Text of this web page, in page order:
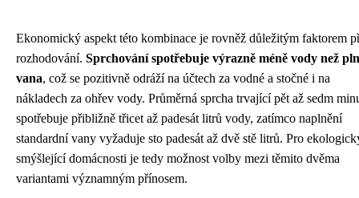
Ekonomický aspekt této kombinace je rovněž důležitým faktorem
rozhodování. Sprchování spotřebuje výrazně méně vody než
vana, což se pozitivně odráží na účtech za vodné a stočné i na
nákladech za ohřev vody. Průměrná sprcha trvající pět až sedm
spotřebuje přibližně třicet až padesát litrů vody, zatímco naplnění
standardní vany vyžaduje sto padesát až dvě stě litrů. Pro
smýšlející domácnosti je tedy možnost volby mezi těmito dvěma
variantami významným přínosem.